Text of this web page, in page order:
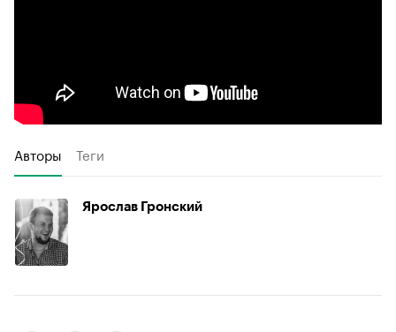
Авторы Теги
Ярослав Гронский